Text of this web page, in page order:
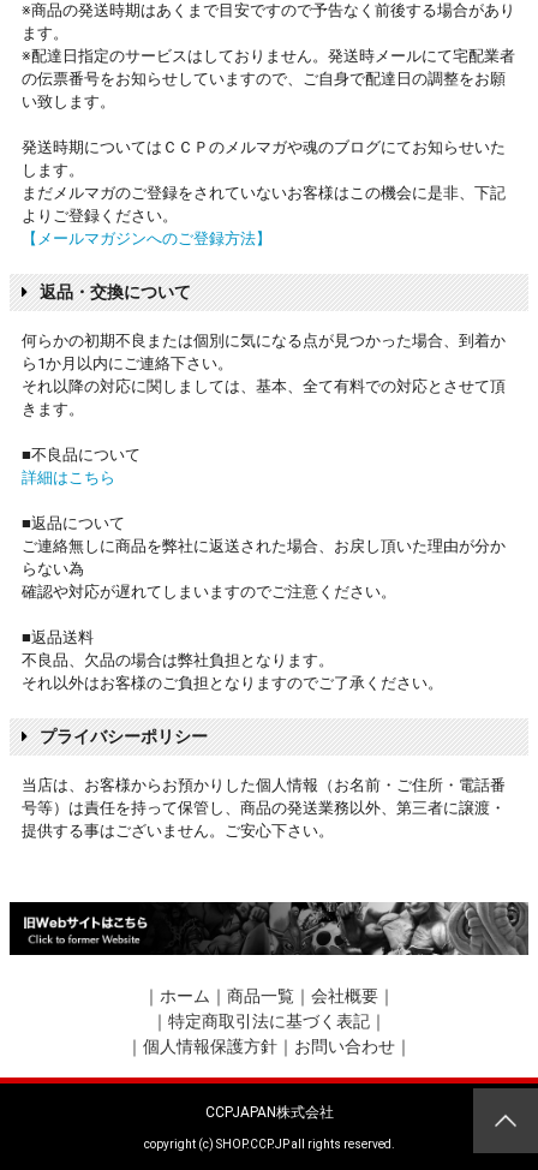
※商品の発送時期はあくまで目安ですので予告なく前後する場合があり
ます。
※配達日指定のサービスはしておりません。発送時メールにて宅配業者
の伝票番号をお知らせしていますので、ご自身で配達日の調整をお願
い致します。
発送時期についてはＣＣＰのメルマガや魂のブログにてお知らせいた
します。
まだメルマガのご登録をされていないお客様はこの機会に是非、下記
よりご登録ください。
【メールマガジンへのご登録方法】
返品・交換について
何らかの初期不良または個別に気になる点が見つかった場合、到着か
ら1か月以内にご連絡下さい。
それ以降の対応に関しましては、基本、全て有料での対応とさせて頂
きます。
■不良品について
詳細はこちら
■返品について
ご連絡無しに商品を弊社に返送された場合、お戻し頂いた理由が分か
らない為
確認や対応が遅れてしまいますのでご注意ください。
■返品送料
不良品、欠品の場合は弊社負担となります。
それ以外はお客様のご負担となりますのでご了承ください。
プライバシーポリシー
当店は、お客様からお預かりした個人情報（お名前・ご住所・電話番
号等）は責任を持って保管し、商品の発送業務以外、第三者に譲渡・
提供する事はございません。ご安心下さい。
｜ ホーム ｜ 商品一覧 ｜ 会社概要 ｜
｜ 特定商取引法に基づく表記 ｜
｜ 個人情報保護方針 ｜ お問い合わせ ｜
CCPJAPAN株式会社
copyright (c) SHOP.CCP.JP all rights reserved.